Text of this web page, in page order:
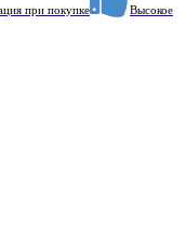
при покупке Высокое